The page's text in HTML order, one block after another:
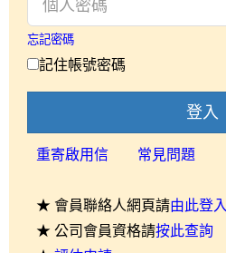
忘記密碼
記住帳號密碼
登入
重寄啟用信 常見問題
★ 會員聯絡人網頁請由此登入
★ 公司會員資格請按此查詢